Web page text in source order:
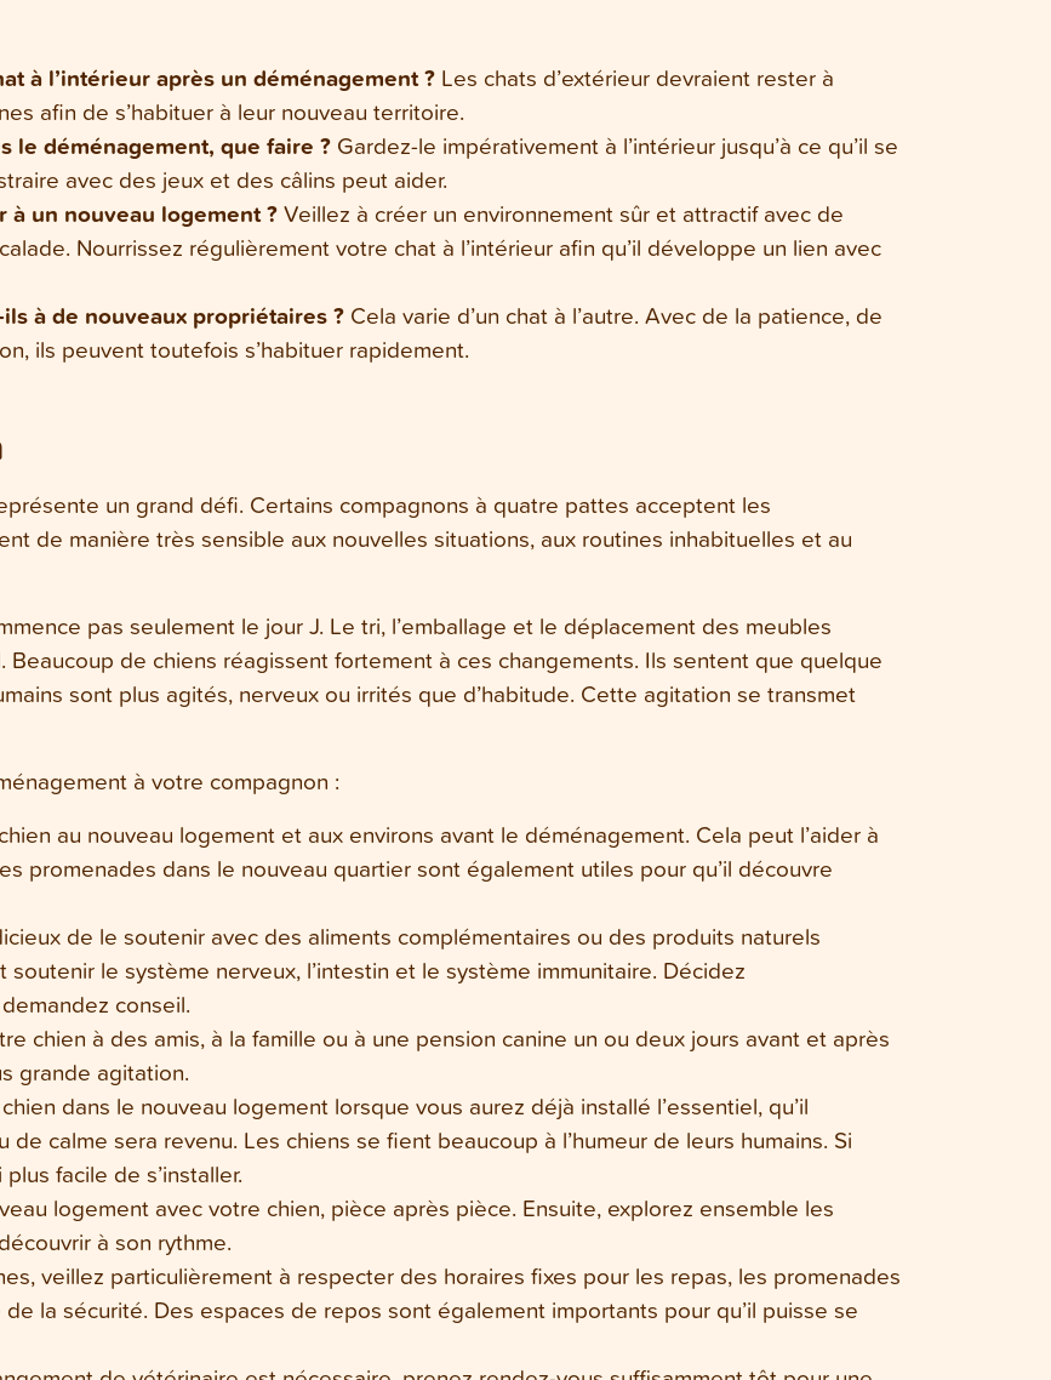
à l’intérieur après un déménagement ? Les chats d’extérieur devraient rester à
afin de s’habituer à leur nouveau territoire.
le déménagement, que faire ? Gardez-le impérativement à l’intérieur jusqu’à ce qu’il se
avec des jeux et des câlins peut aider.
à un nouveau logement ?Veillez à créer un environnement sûr et attractif avec de
Nourrissez régulièrement votre chat à l’intérieur afin qu’il développe un lien avec
à de nouveaux propriétaires ? Cela varie d’un chat à l’autre. Avec de la patience, de
ils peuvent toutefois s’habituer rapidement.
un grand défi. Certains compagnons à quatre pattes acceptent les
de manière très sensible aux nouvelles situations, aux routines inhabituelles et au
pas seulement le jour J. Le tri, l’emballage et le déplacement des meubles
de chiens réagissent fortement à ces changements. Ils sentent que quelque
sont plus agités, nerveux ou irrités que d’habitude. Cette agitation se transmet
à votre compagnon :
au nouveau logement et aux environs avant le déménagement. Cela peut l’aider à
promenades dans le nouveau quartier sont également utiles pour qu’il découvre
de le soutenir avec des aliments complémentaires ou des produits naturels
soutenir le système nerveux, l’intestin et le système immunitaire. Décidez
conseil.
chien à des amis, à la famille ou à une pension canine un ou deux jours avant et après
grande agitation.
dans le nouveau logement lorsque vous aurez déjà installé l’essentiel, qu’il
de calme sera revenu. Les chiens se fient beaucoup à l’humeur de leurs humains. Si
facile de s’installer.
logement avec votre chien, pièce après pièce. Ensuite, explorez ensemble les
à son rythme.
veillez particulièrement à respecter des horaires fixes pour les repas, les promenades
la sécurité. Des espaces de repos sont également importants pour qu’il puisse se